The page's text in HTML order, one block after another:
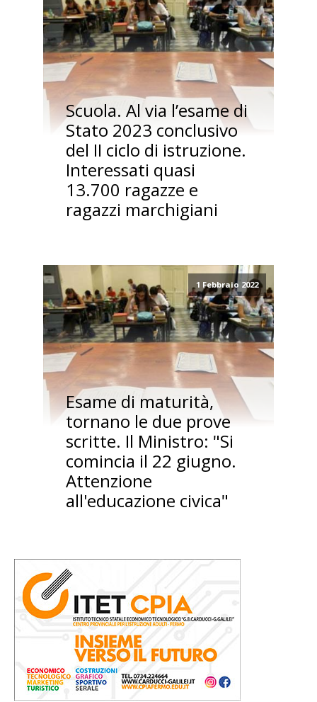
Scuola. Al via l’esame di
Stato 2023 conclusivo
del II ciclo di istruzione.
Interessati quasi
13.700 ragazze e
ragazzi marchigiani
1 Febbraio 2022
Esame di maturità,
tornano le due prove
scritte. Il Ministro: "Si
comincia il 22 giugno.
Attenzione
all'educazione civica"